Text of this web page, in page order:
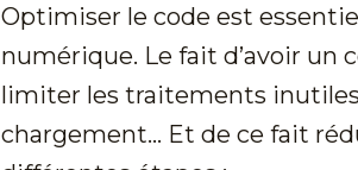
Optimiser le code est
numérique. Le fait d’avoir un
limiter les traitements
chargement… Et de ce fait